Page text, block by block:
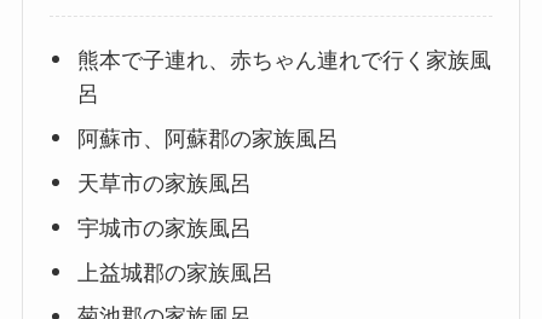
熊本で子連れ、赤ちゃん連れで行く家族風
呂
阿蘇市、阿蘇郡の家族風呂
天草市の家族風呂
宇城市の家族風呂
上益城郡の家族風呂